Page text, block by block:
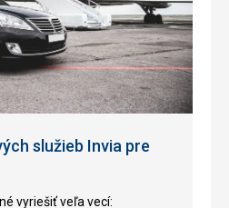
služieb Invia pre
vyriešiť veľa vecí: